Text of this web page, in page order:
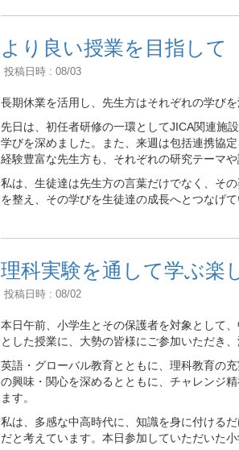
より良い授業を目指して
投稿日時 : 08/03
長期休業を活用し、先生方はそれぞれの学びを
先日は、初任者研修の一環としてJICA関連施
学びを深めました。また、来週は包括連携協
経験豊富な先生方も、それぞれの研究テーマ
私は、生徒達は先生方の言葉だけでなく、そ
を整え、その学びを生徒達の成長へとつなげて
理科実験を通して学ぶ楽
投稿日時 : 08/02
本日午前、小学生とその保護者を対象として
とした授業に、大勢の皆様にご参加いただき、
英語・グローバル教育とともに、理科教育の
の興味・関心を深めるとともに、チャレンジ
ます。
私は、多感な中高時代に、知識を身に付ける
だと考えています。本日参加していただいた